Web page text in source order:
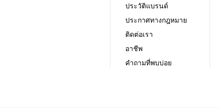
ประวัติแบรนด์
ประกาศทางกฎหมาย
ติดต่อเรา
อาชีพ
คำถามที่พบบ่อย